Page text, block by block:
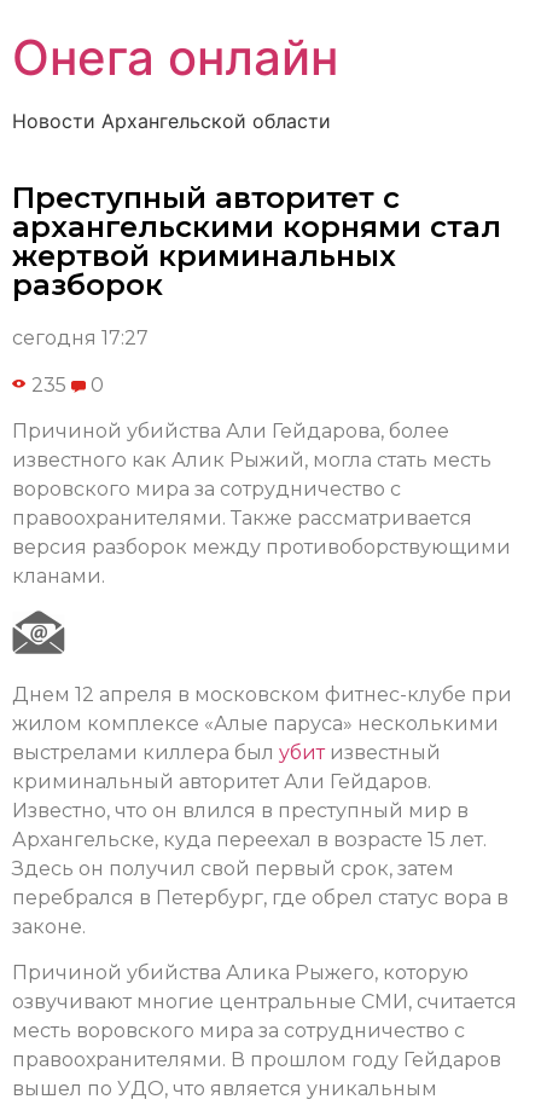
Онега онлайн
Новости Архангельской области
Преступный авторитет с
архангельскими корнями стал
жертвой криминальных
разборок
сегодня 17:27
235 0
Причиной убийства Али Гейдарова, более
известного как Алик Рыжий, могла стать месть
воровского мира за сотрудничество с
правоохранителями. Также рассматривается
версия разборок между противоборствующими
кланами.
Днем 12 апреля в московском фитнес-клубе при
жилом комплексе «Алые паруса» несколькими
выстрелами киллера был убитизвестный
криминальный авторитет Али Гейдаров.
Известно, что он влился в преступный мир в
Архангельске, куда переехал в возрасте 15 лет.
Здесь он получил свой первый срок, затем
перебрался в Петербург, где обрел статус вора в
законе.
Причиной убийства Алика Рыжего, которую
озвучивают многие центральные СМИ, считается
месть воровского мира за сотрудничество с
правоохранителями. В прошлом году Гейдаров
вышел по УДО, что является уникальным